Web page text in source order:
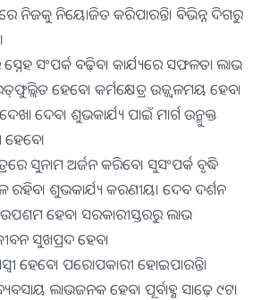
ନିଜକୁ ନିୟୋଜିତ କରିପାରନ୍ତି। ବିଭିନ୍ନ ଦିଗରୁ
ସଂପର୍କ ବଢ଼ିବ। କାର୍ଯ୍ୟରେ ସଫଳତା ଲାଭ
ହେବେ। କର୍ମକ୍ଷେତ୍ର ଉଜ୍ଜ୍ୱଳମୟ ହେବ।
ଦେବ। ଶୁଭକାର୍ଯ୍ୟ ପାଇଁ ମାର୍ଗ ଉନ୍ମୁକ୍ତ
ସୁନାମ ଅର୍ଜନ କରିବେ। ସୁସଂପର୍କ ବୃଦ୍ଧି
ରହିବ। ଶୁଭକାର୍ଯ୍ୟ କରଣୀୟ। ଦେବ ଦର୍ଶନ
ଉପଶମ ହେବ। ସରକାରୀସ୍ତରରୁ ଲାଭ
ସୁଖପ୍ରଦ ହେବ।
ହେବେ। ପରୋପକାରୀ ହୋଇପାରନ୍ତି।
ଲାଭଜନକ ହେବ। ପୂର୍ବାହ୍ଣ ସାଢ଼େ ୯ଟା